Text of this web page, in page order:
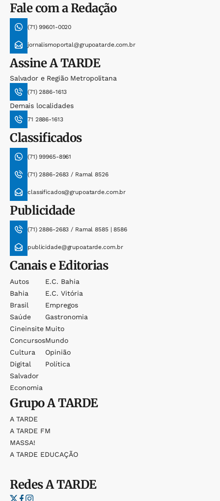
Fale com a Redação
(71) 99601-0020
jornalismoportal@grupoatarde.com.br
AssineA TARDE
Salvador e Região Metropolitana
(71) 2886-1613
Demais localidades
71 2886-1613
Classificados
(71) 99965-8961
(71) 2886-2683 / Ramal 8526
classificados@grupoatarde.com.br
Publicidade
(71) 2886-2683 / Ramal 8585 | 8586
publicidade@grupoatarde.com.br
Canais e Editorias
Autos
Bahia
Brasil
Saúde
Cineinsite
Concursos
Cultura
Digital
Salvador
Economia
E.c. Bahia
E.c. Vitória
Empregos
Gastronomia
Muito
Mundo
Opinião
Política
GrupoA TARDE
A TARDE
A TARDE FM
MASSA!
A TARDE EDUCAÇÃO
RedesA TARDE